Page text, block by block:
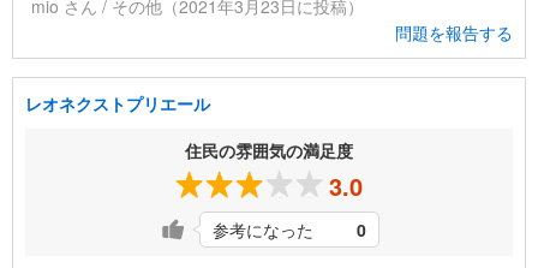
mio さん / その他（2021年3月23日に投稿）
問題を報告する
レオネクストプリエール
住民の雰囲気の満足度
3.0
参考になった 0